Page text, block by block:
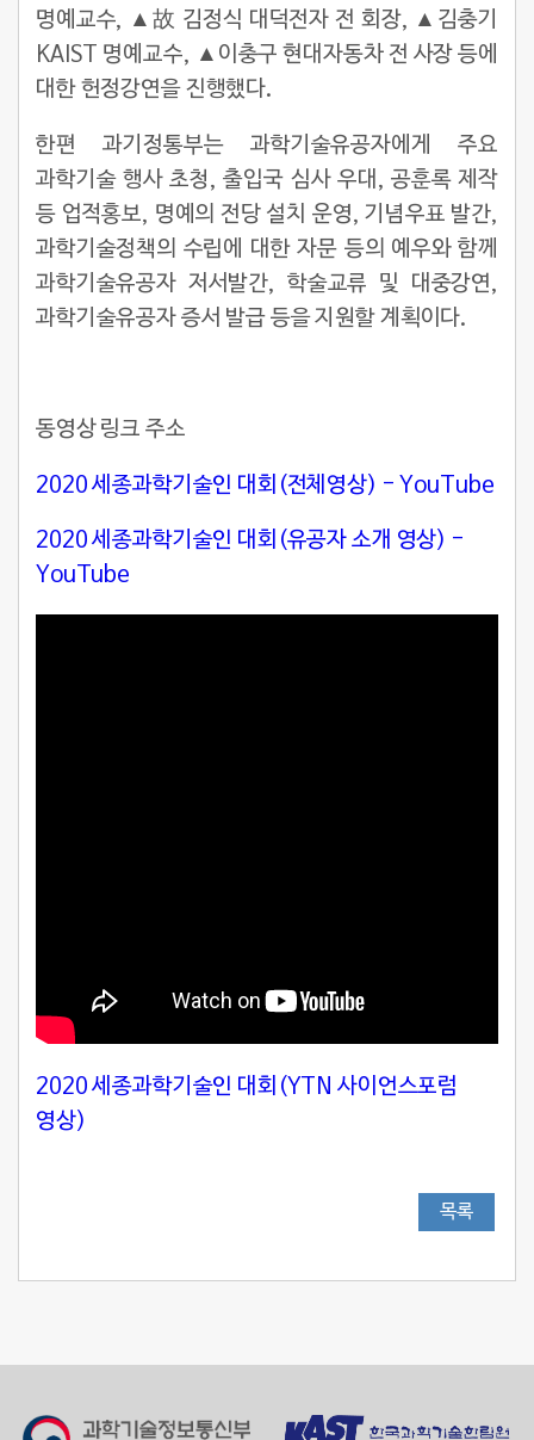
명예교수, ▲故 김정식 대덕전자 전 회장, ▲김충기
KAIST 명예교수, ▲이충구 현대자동차 전 사장 등에
대한 헌정강연을 진행했다.
한편 과기정통부는 과학기술유공자에게 주요
과학기술 행사 초청, 출입국 심사 우대, 공훈록 제작
등 업적홍보, 명예의 전당 설치 운영, 기념우표 발간,
과학기술정책의 수립에 대한 자문 등의 예우와 함께
과학기술유공자 저서발간, 학술교류 및 대중강연,
과학기술유공자 증서 발급 등을 지원할 계획이다.
동영상 링크 주소
2020 세종과학기술인 대회(전체영상) - YouTube
2020 세종과학기술인 대회(유공자 소개 영상) -
YouTube
2020 세종과학기술인 대회(YTN 사이언스포럼
영상)
목록